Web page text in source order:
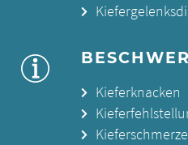
Kieferknacken